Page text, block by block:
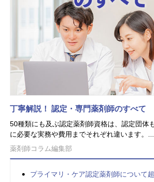
丁寧解説！ 認定・専門薬剤師のすべて
50種類にも及ぶ認定薬剤師資格は、認定団体
に必要な実務や費用までそれぞれ違います。...
薬剤師コラム編集部
プライマリ・ケア認定薬剤師について